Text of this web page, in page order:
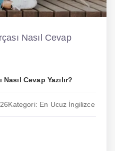
Nasıl Cevap
Cevap Yazılır?
Kategori: En Ucuz İngilizce